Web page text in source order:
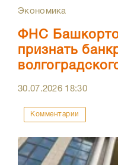
Экономика
ФНС
признать
30.07.2026 18:30
Комментарии